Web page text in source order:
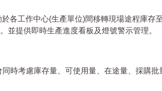
各工作中心(生產單位)間移轉現場途程庫存
並提供即時生產進度看板及燈號警示管理。
時考慮庫存量、可使用量、在途量、採購